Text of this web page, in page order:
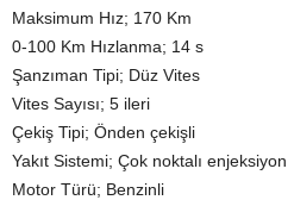
Maksimum Hız; 170 Km
0-100 Km Hızlanma; 14 s
Şanzıman Tipi; Düz Vites
Vites Sayısı; 5 ileri
Çekiş Tipi; Önden çekişli
Yakıt Sistemi; Çok noktalı enjeksiyon
Motor Türü; Benzinli